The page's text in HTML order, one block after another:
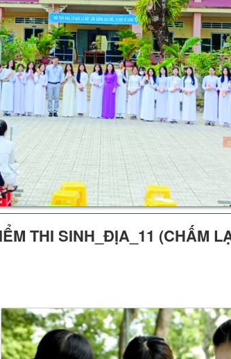
THI SINH_ĐỊA_11 (CHẤM